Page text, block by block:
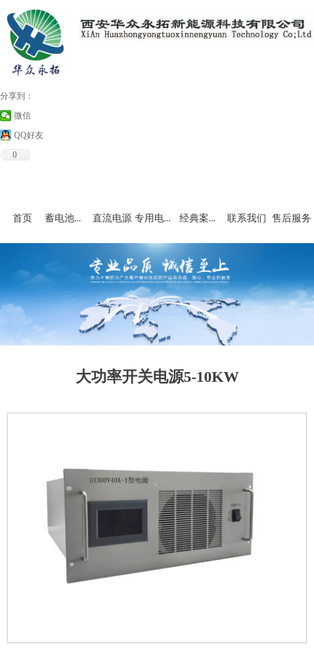
分享到：
微信
QQ好友
0
首页 蓄电池充放电设备 直流电源 专用电源和非标产品 经典案例及资料下载 联系我们 售后服务
大功率开关电源5-10KW